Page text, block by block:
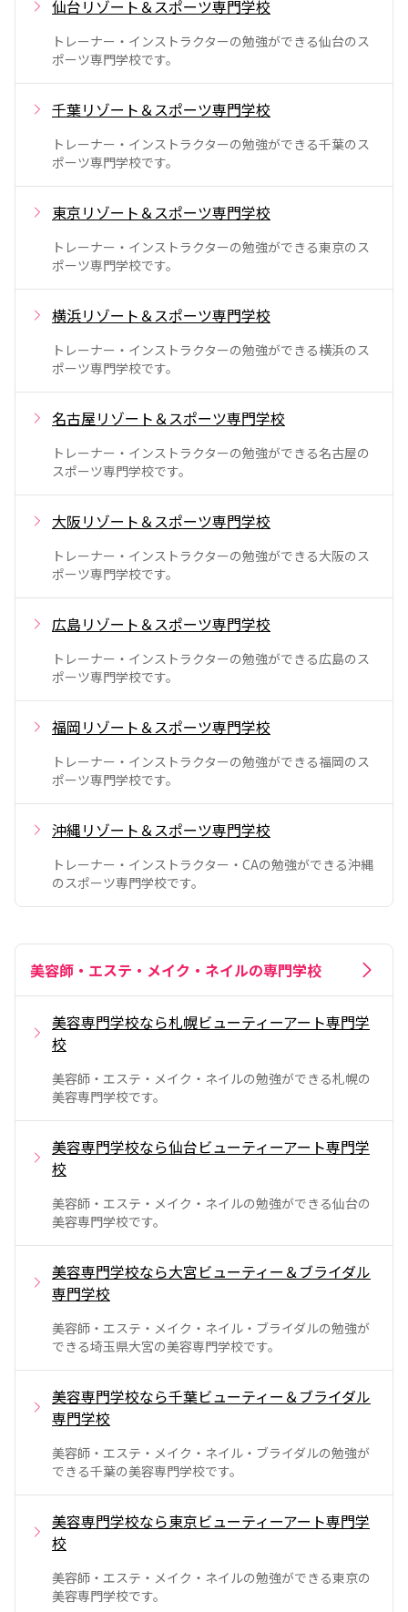
仙台リゾート＆スポーツ専門学校
トレーナー・インストラクターの勉強ができる仙台のス
ポーツ専門学校です。
千葉リゾート＆スポーツ専門学校
トレーナー・インストラクターの勉強ができる千葉のス
ポーツ専門学校です。
東京リゾート＆スポーツ専門学校
トレーナー・インストラクターの勉強ができる東京のス
ポーツ専門学校です。
横浜リゾート＆スポーツ専門学校
トレーナー・インストラクターの勉強ができる横浜のス
ポーツ専門学校です。
名古屋リゾート＆スポーツ専門学校
トレーナー・インストラクターの勉強ができる名古屋の
スポーツ専門学校です。
大阪リゾート＆スポーツ専門学校
トレーナー・インストラクターの勉強ができる大阪のス
ポーツ専門学校です。
広島リゾート＆スポーツ専門学校
トレーナー・インストラクターの勉強ができる広島のス
ポーツ専門学校です。
福岡リゾート＆スポーツ専門学校
トレーナー・インストラクターの勉強ができる福岡のス
ポーツ専門学校です。
沖縄リゾート＆スポーツ専門学校
トレーナー・インストラクター・CAの勉強ができる沖縄
のスポーツ専門学校です。
美容師・エステ・メイク・ネイルの専門学校
美容専門学校なら札幌ビューティーアート専門学
校
美容師・エステ・メイク・ネイルの勉強ができる札幌の
美容専門学校です。
美容専門学校なら仙台ビューティーアート専門学
校
美容師・エステ・メイク・ネイルの勉強ができる仙台の
美容専門学校です。
美容専門学校なら大宮ビューティー＆ブライダル
専門学校
美容師・エステ・メイク・ネイル・ブライダルの勉強が
できる埼玉県大宮の美容専門学校です。
美容専門学校なら千葉ビューティー＆ブライダル
専門学校
美容師・エステ・メイク・ネイル・ブライダルの勉強が
できる千葉の美容専門学校です。
美容専門学校なら東京ビューティーアート専門学
校
美容師・エステ・メイク・ネイルの勉強ができる東京の
美容専門学校です。